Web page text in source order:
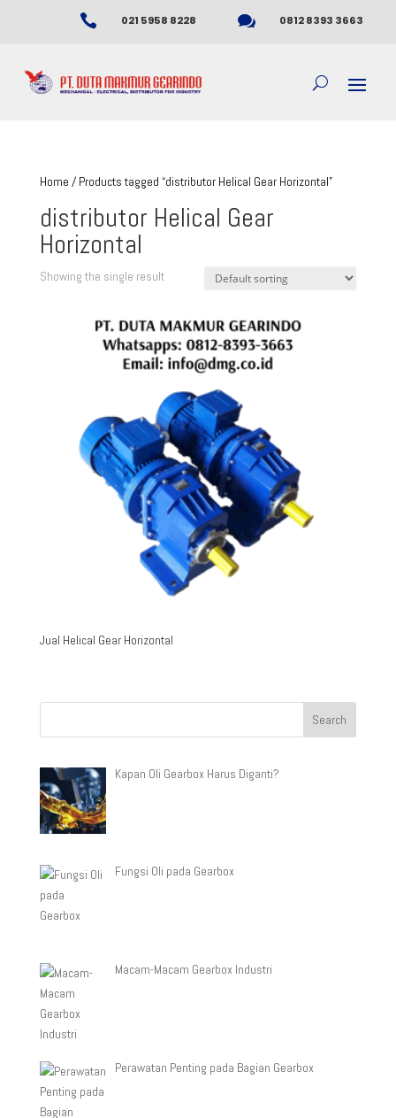
 021 5958 8228  0812 8393 3663
Home / Products tagged “distributor Helical Gear Horizontal”
distributor Helical Gear
Horizontal
Showing the single result
Jual Helical Gear Horizontal
Kapan Oli Gearbox Harus Diganti?
Fungsi Oli pada Gearbox
Macam-Macam Gearbox Industri
Perawatan Penting pada Bagian Gearbox